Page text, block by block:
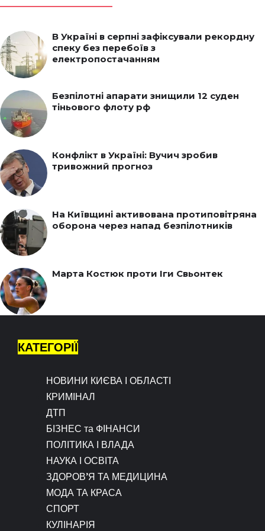
В Україні в серпні зафіксували рекордну
спеку без перебоїв з
електропостачанням
Безпілотні апарати знищили 12 суден
тіньового флоту рф
Конфлікт в Україні: Вучич зробив
тривожний прогноз
На Київщині активована протиповітряна
оборона через напад безпілотників
Марта Костюк проти Іги Свьонтек
КАТЕГОРІЇ
НОВИНИ КИЄВА І ОБЛАСТІ
КРИМІНАЛ
ДТП
БІЗНЕС та ФІНАНСИ
ПОЛІТИКА І ВЛАДА
НАУКА І ОСВІТА
ЗДОРОВ’Я ТА МЕДИЦИНА
МОДА ТА КРАСА
СПОРТ
КУЛІНАРІЯ